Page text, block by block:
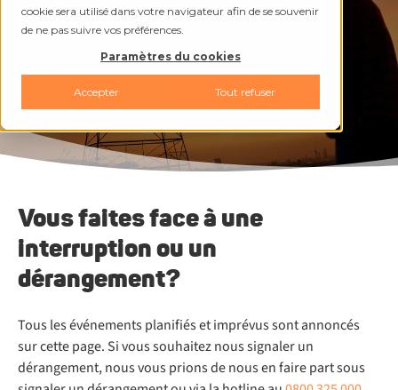
cookie sera utilisé dans votre navigateur afin de se souvenir
de ne pas suivre vos préférences.
Paramètres du cookies
Accepter Tout refuser
Vous faites face à une
interruption ou un
dérangement?
Tous les événements planifiés et imprévus sont annoncés
sur cette page. Si vous souhaitez nous signaler un
dérangement, nous vous prions de nous en faire part sous